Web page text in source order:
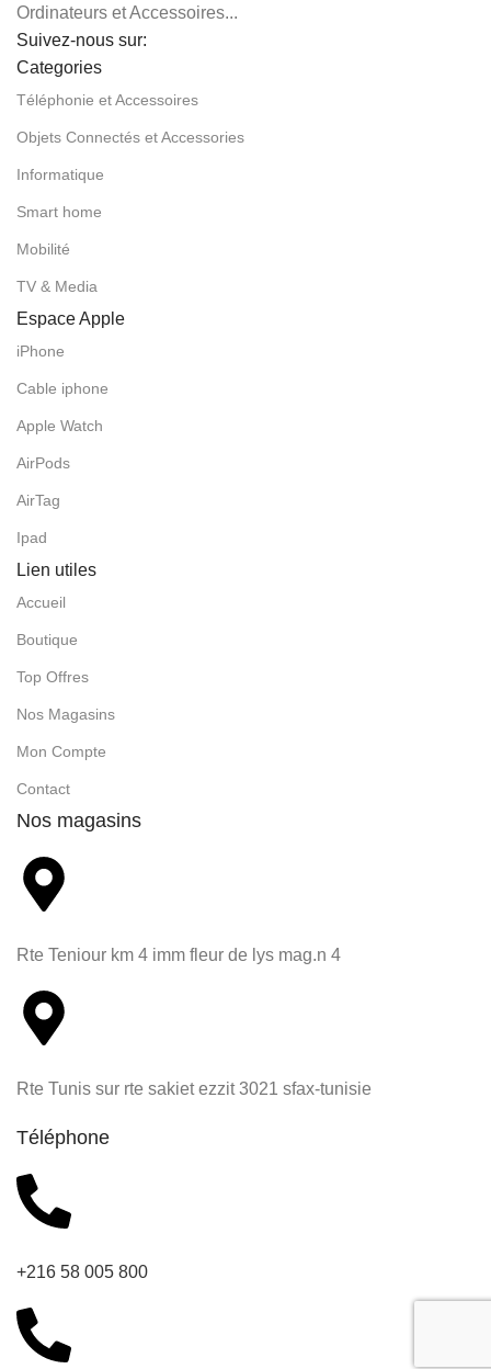
Ordinateurs et Accessoires...
Suivez-nous sur:
Categories
Téléphonie et Accessoires
Objets Connectés et Accessories
Informatique
Smart home
Mobilité
TV & Media
Espace Apple
iPhone
Cable iphone
Apple Watch
AirPods
AirTag
Ipad
Lien utiles
Accueil
Boutique
Top Offres
Nos Magasins
Mon Compte
Contact
Nos magasins
Rte Teniour km 4 imm fleur de lys mag.n 4
Rte Tunis sur rte sakiet ezzit 3021 sfax-tunisie
Téléphone
+216 58 005 800